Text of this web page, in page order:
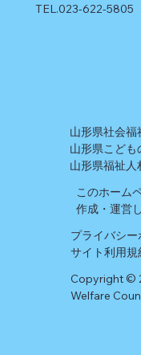
山形県社会福
山形県こど
山形県福祉人
このホーム
作成・運営
プライバシー
サイト利用規
Copyright ©
Welfare
TEL.023-622-